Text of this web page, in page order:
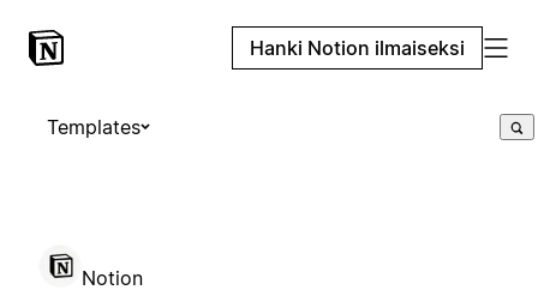
Hanki Notion ilmaiseksi
Templates
Notion